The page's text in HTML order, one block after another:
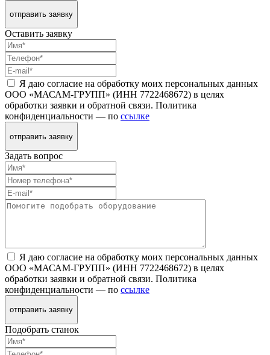
отправить заявку
Оставить заявку
Я даю согласие на обработку моих персональных данных
ООО «МАСАМ-ГРУПП» (ИНН 7722468672) в целях
обработки заявки и обратной связи. Политика
конфиденциальности — по ссылке
отправить заявку
Задать вопрос
Я даю согласие на обработку моих персональных данных
ООО «МАСАМ-ГРУПП» (ИНН 7722468672) в целях
обработки заявки и обратной связи. Политика
конфиденциальности — по ссылке
отправить заявку
Подобрать станок